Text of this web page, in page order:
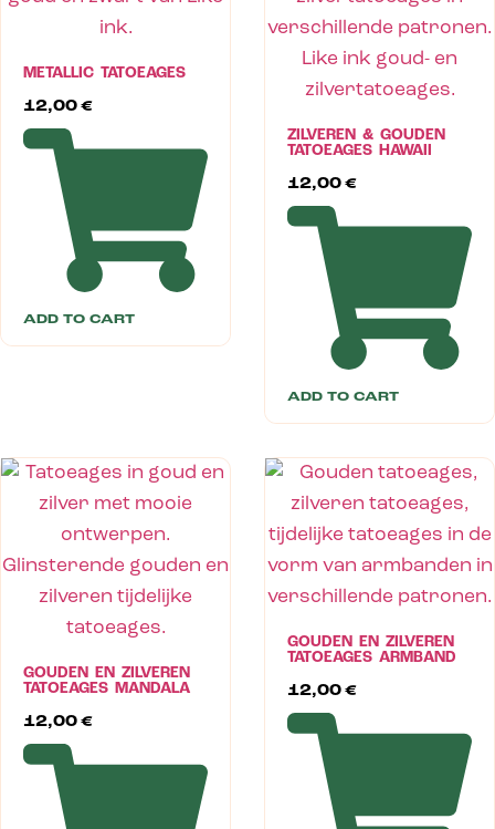
METALLIC TATOEAGES
12,00 €
ADD TO CART
ZILVEREN & GOUDEN
TATOEAGES HAWAII
12,00 €
ADD TO CART
GOUDEN EN ZILVEREN
TATOEAGES MANDALA
12,00 €
GOUDEN EN ZILVEREN
TATOEAGES ARMBAND
12,00 €